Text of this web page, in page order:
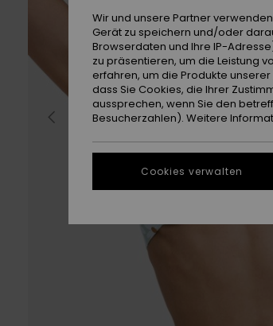
Wir und unsere Partner
Gerät zu speichern und/oder
Browserdaten und Ihre IP-
zu präsentieren, um die Leistung
erfahren, um die Produkte
dass Sie Cookies, die Ihrer
aussprechen, wenn Sie den
Besucherzahlen). Weitere
Cookies verwalten